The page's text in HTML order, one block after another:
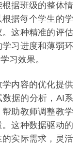
据班级的整体情
据每个学生的学
这种精准的评估
习进度和薄弱环
习效果。
内容的优化提供
据的分析，AI系
助教师调整教学
这种数据驱动的
实际需求，灵活